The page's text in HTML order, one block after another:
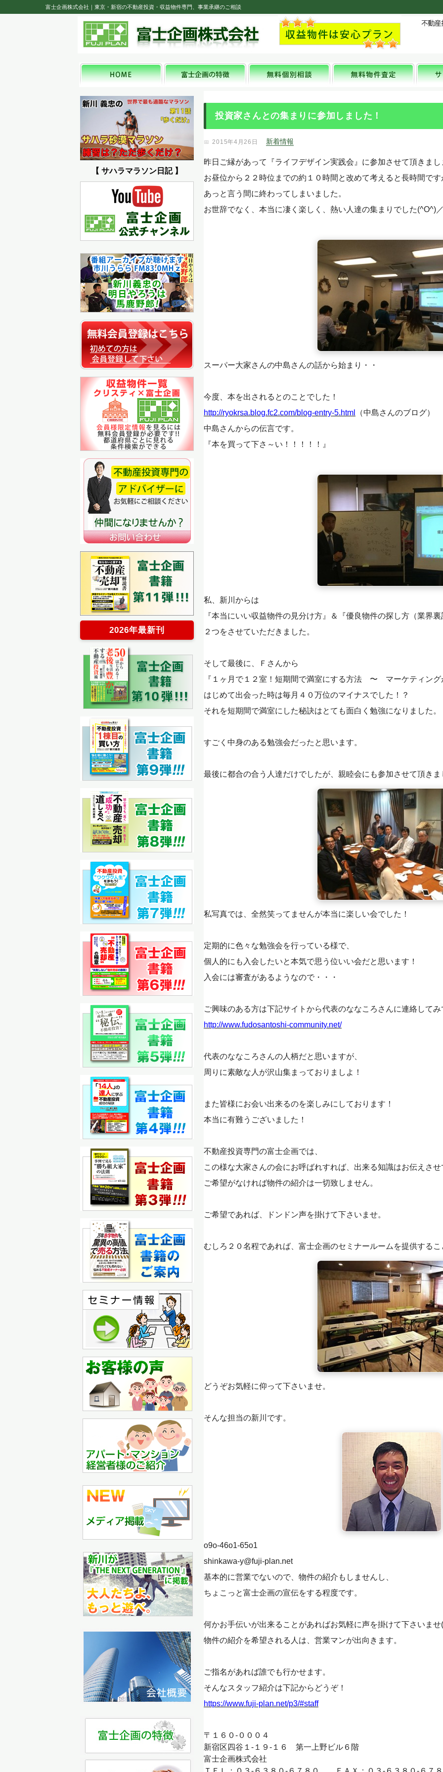
富士企画株式会社｜東京・新宿の不動産投資・収益物件専門、事業承継のご相談
投資家さんとの集まりに参加しました！
2015年4月26日 新着情報
昨日ご縁があって『ライフデザイン実践会』に参加させて頂きま
お昼位から２２時位までの約１０時間と改めて考えると長時間です
あっと言う間に終わってしまいました。
お世辞でなく、本当に凄く楽しく、熱い人達の集まりでした(^O^)
スーパー大家さんの中島さんの話から始まり・・
今度、本を出されるとのことでした！
http://ryokrsa.blog.fc2.com/blog-entry-5.html
（中島さんのブログ）
中島さんからの伝言です。
『本を買って下さ～い！！！！！』
私、新川からは
『本当にいい収益物件の見分け方』＆『優良物件の探し方（業界
２つをさせていただきました。
そして最後に、Ｆさんから
『１ヶ月で１２室！短期間で満室にする方法 〜 マーケティング
はじめて出会った時は毎月４０万位のマイナスでした！？
それを短期間で満室にした秘訣はとても面白く勉強になりました。
すごく中身のある勉強会だったと思います。
最後に都合の合う人達だけでしたが、親睦会にも参加させて頂き
私写真では、全然笑ってませんが本当に楽しい会でした！
定期的に色々な勉強会を行っている様で、
個人的にも入会したいと本気で思う位いい会だと思います！
入会には審査があるようなので・・・
ご興味のある方は下記サイトから代表のななころさんに連絡して
http://www.fudosantoshi-community.net/
代表のななころさんの人柄だと思いますが、
周りに素敵な人が沢山集まっておりましよ！
また皆様にお会い出来るのを楽しみにしております！
本当に有難うございました！
不動産投資専門の富士企画では、
この様な大家さんの会にお呼ばれすれば、出来る知識はお伝えさ
ご希望がなければ物件の紹介は一切致しません。
ご希望であれば、ドンドン声を掛けて下さいませ。
むしろ２０名程であれば、富士企画のセミナールームを提供する
どうぞお気軽に仰って下さいませ。
そんな担当の新川です。
o9o-46o1-65o1
shinkawa-y@fuji-plan.net
基本的に営業でないので、物件の紹介もしませんし、
ちょこっと富士企画の宣伝をする程度です。
何かお手伝いが出来ることがあればお気軽に声を掛けて下さいませ
物件の紹介を希望される人は、営業マンが出向きます。
ご指名があれば誰でも行かせます。
そんなスタッフ紹介は下記からどうぞ！
https://www.fuji-plan.net/p3/#staff
〒１６０-０００４
新宿区四谷１-１９-１６ 第一上野ビル６階
富士企画株式会社
【 サハラマラソン日記 】
2026年最新刊